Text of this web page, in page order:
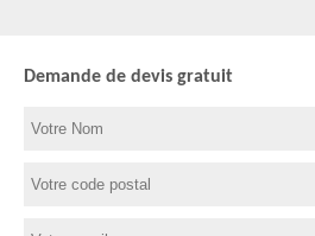
Demande de devis gratuit